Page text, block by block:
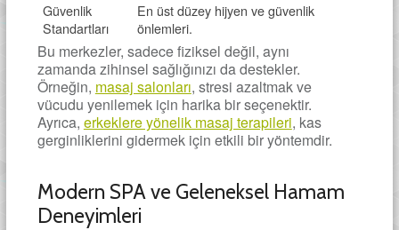
Güvenlik
Standartları
En üst düzey hijyen ve güvenlik
önlemleri.
Bu merkezler, sadece fiziksel değil, aynı
zamanda zihinsel sağlığınızı da destekler.
Örneğin, masaj salonları, stresi azaltmak ve
vücudu yenilemek için harika bir seçenektir.
Ayrıca, erkeklere yönelik masaj terapileri, kas
gerginliklerini gidermek için etkili bir yöntemdir.
Modern SPA ve Geleneksel Hamam
Deneyimleri